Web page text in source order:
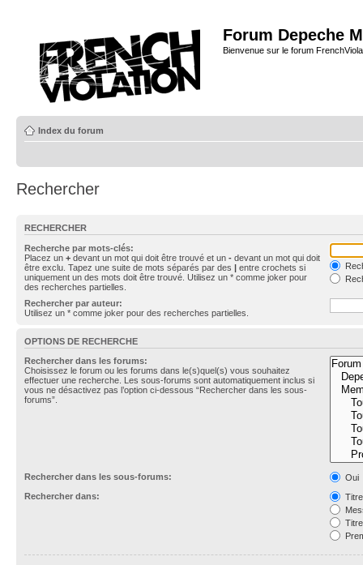
Forum Depeche
Bienvenue sur le forum
Index du forum
Rechercher
RECHERCHER
Recherche par mots-clés:
Placez un + devant un mot qui doit être trouvé et un - devant un mot qui doit
être exclu. Tapez une suite de mots séparés par des | entre crochets si
uniquement un des mots doit être trouvé. Utilisez un * comme joker pour
des recherches partielles.
Rechercher par auteur:
Utilisez un * comme joker pour des recherches partielles.
OPTIONS DE RECHERCHE
Rechercher dans les forums:
Choisissez le forum ou les forums dans le(s)quel(s) vous souhaitez
effectuer une recherche. Les sous-forums sont automatiquement inclus si
vous ne désactivez pas l’option ci-dessous “Rechercher dans les sous-
forums”.
Rechercher dans les sous-forums:
Oui
Rechercher dans: